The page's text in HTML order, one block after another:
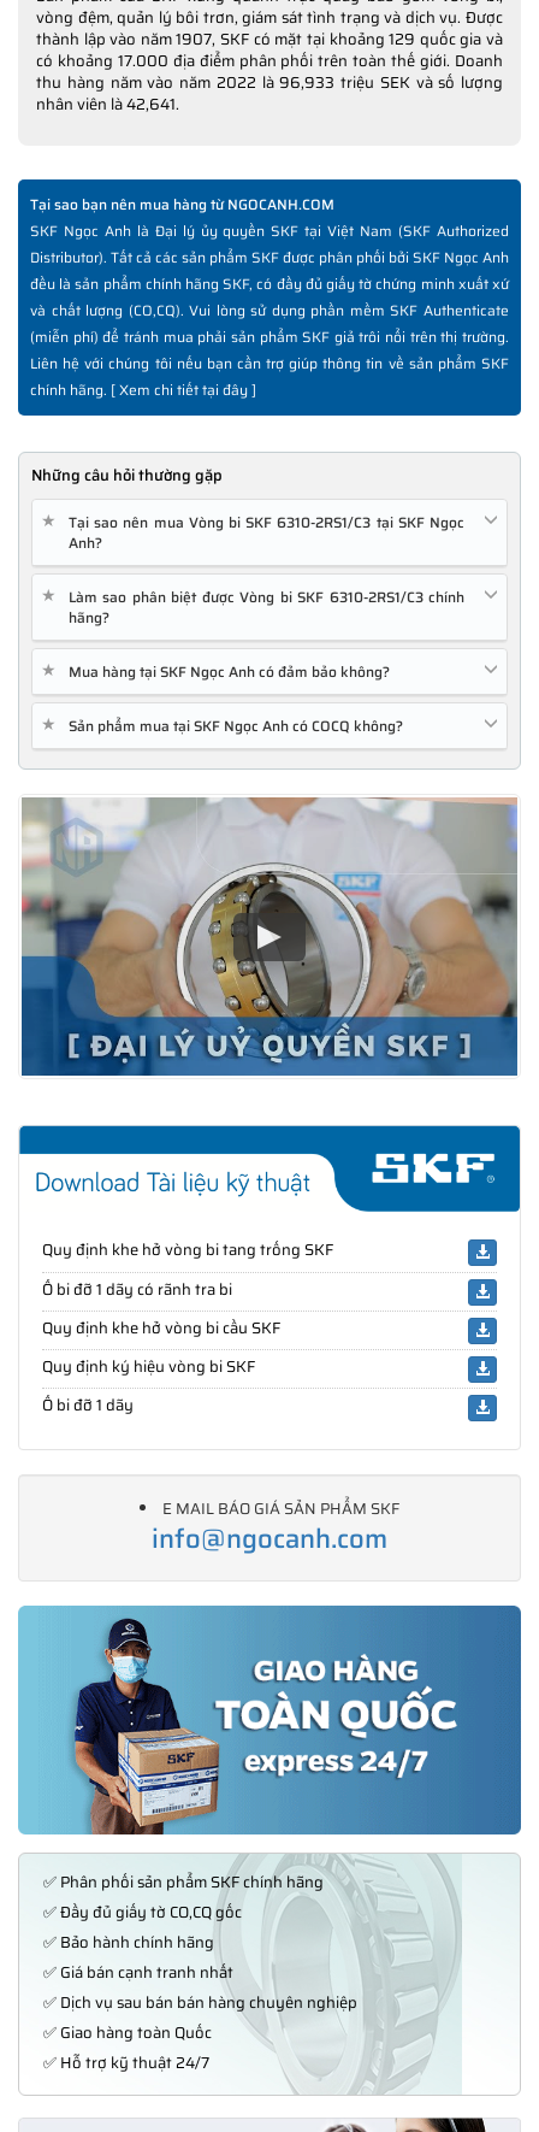
vòng đệm, quản lý bôi trơn, giám sát tình trạng và dịch vụ. Được
thành lập vào năm 1907, SKF có mặt tại khoảng 129 quốc gia và
có khoảng 17.000 địa điểm phân phối trên toàn thế giới. Doanh
thu hàng năm vào năm 2022 là 96,933 triệu SEK và số lượng
nhân viên là 42,641.
Tại sao bạn nên mua hàng từ NGOCANH.COM
SKF Ngọc Anh là Đại lý ủy quyền SKF tại Việt Nam (SKF Authorized
Distributor). Tất cả các sản phẩm SKF được phân phối bởi SKF Ngọc Anh
đều là sản phẩm chính hãng SKF, có đầy đủ giấy tờ chứng minh xuất xứ
và chất lượng (CO,CQ). Vui lòng sử dụng phần mềm SKF Authenticate
(miễn phí) để tránh mua phải sản phẩm SKF giả trôi nổi trên thị trường.
Liên hệ với chúng tôi nếu bạn cần trợ giúp thông tin về sản phẩm SKF
chính hãng. [Xem chi tiết tại đây]
Những câu hỏi thường gặp
★
Tại sao nên mua Vòng bi SKF 6310-2RS1/C3 tại SKF Ngọc
Anh?
★
Làm sao phân biệt được Vòng bi SKF 6310-2RS1/C3 chính
hãng?
★ Mua hàng tại SKF Ngọc Anh có đảm bảo không?
★ Sản phẩm mua tại SKF Ngọc Anh có COCQ không?
Quy định khe hở vòng bi tang trống SKF
Ổ bi đỡ 1 dãy có rãnh tra bi
Quy định khe hở vòng bi cầu SKF
Quy định ký hiệu vòng bi SKF
Ổ bi đỡ 1 dãy
E MAIL BÁO GIÁ SẢN PHẨM SKF
info@ngocanh.com
✅ Phân phối sản phẩm SKF chính hãng
✅ Đầy đủ giấy tờ CO,CQ gốc
✅ Bảo hành chính hãng
✅ Giá bán cạnh tranh nhất
✅ Dịch vụ sau bán bán hàng chuyên nghiệp
✅ Giao hàng toàn Quốc
✅ Hỗ trợ kỹ thuật 24/7